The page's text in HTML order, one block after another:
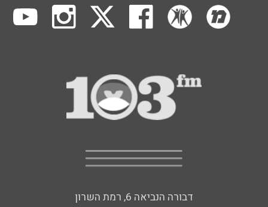
דבורה הנביאה 6, רמת השרון